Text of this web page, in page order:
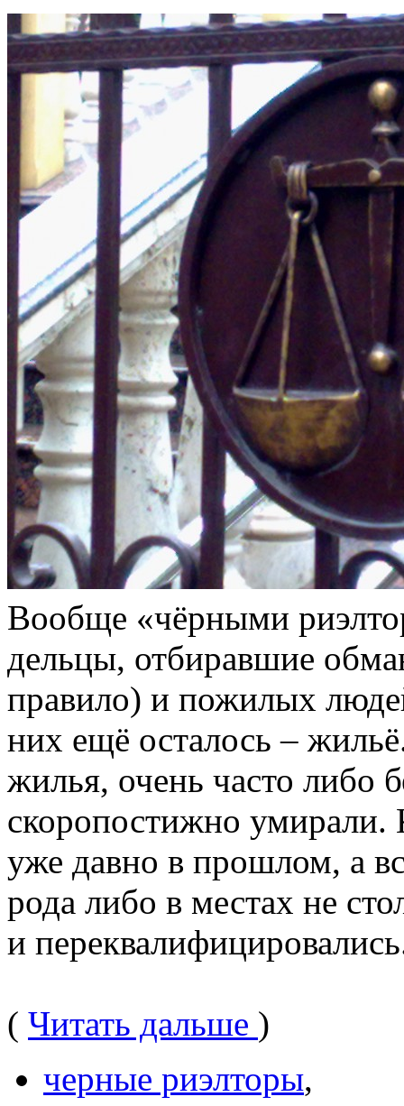
Вообще «чёрными
дельцы, отбиравшие
правило) и пожилых
них ещё осталось –
жилья, очень часто либо
скоропостижно умирали.
уже давно в прошлом, а
рода либо в местах не
и
( Читать дальше )
черные риэлторы,